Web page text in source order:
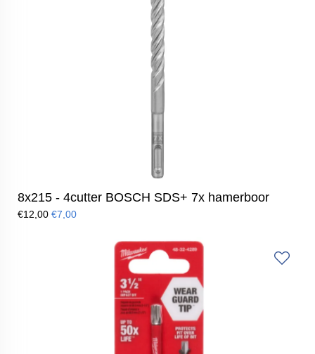
8x215 - 4cutter BOSCH SDS+ 7x hamerboor
€12,00 €7,00